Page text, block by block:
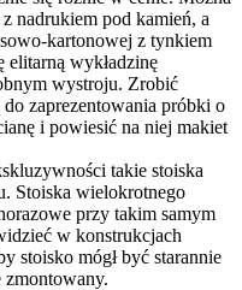
nadrukiem pod kamień, a
kartonowej z tynkiem
elitarną wykładzinę
wystroju. Zrobić
zaprezentowania próbki o
i powiesić na niej makiet
takie stoiska
Stoiska wielokrotnego
przy takim samym
w konstrukcjach
stoisko mógł być starannie
zmontowany.